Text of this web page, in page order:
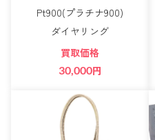
Pt900(プラチナ900)
ダイヤリング
買取価格
30,000円